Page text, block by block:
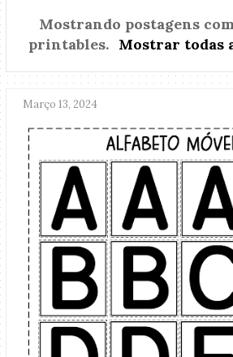
Mostrando postagens
printables. Mostrar todas
Março 13, 2024